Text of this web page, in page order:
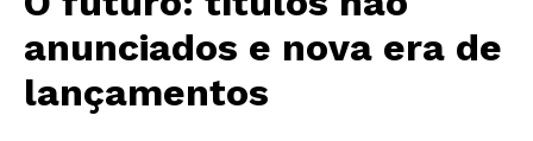
anunciados e nova era de
lançamentos